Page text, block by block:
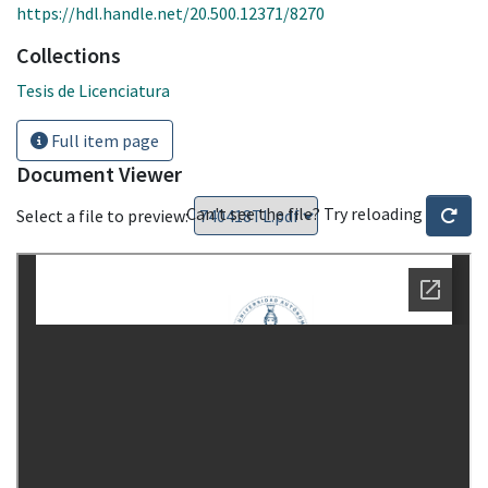
https://hdl.handle.net/20.500.12371/8270
Collections
Tesis de Licenciatura
Full item page
Document Viewer
Select a file to preview:Can't see the file? Try reloading